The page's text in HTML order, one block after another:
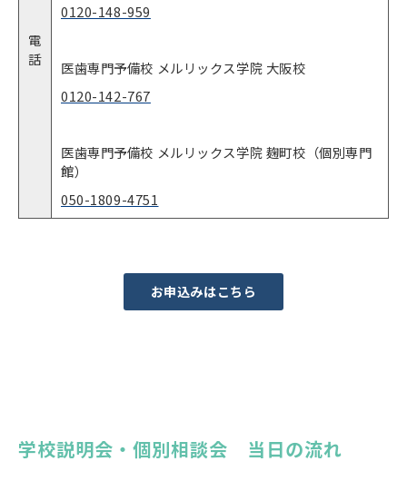
電
話
0120-148-959
医歯専門予備校 メルリックス学院 大阪校
0120-142-767
医歯専門予備校 メルリックス学院 麹町校（個別専門
館）
050-1809-4751
お申込みはこちら
学校説明会・個別相談会　当日の流れ